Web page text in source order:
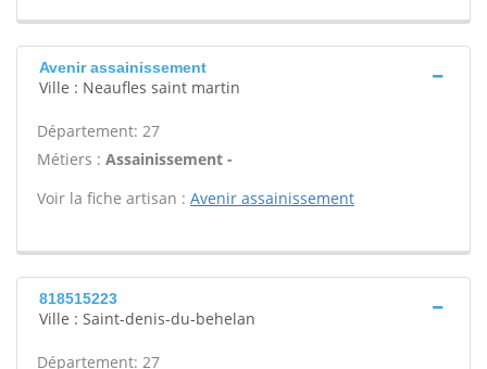
Avenir assainissement
Ville : Neaufles saint martin
Département: 27
Métiers : Assainissement -
Voir la fiche artisan : Avenir assainissement
818515223
Ville : Saint-denis-du-behelan
Département: 27